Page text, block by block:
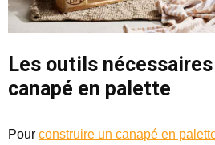
Les outils
canapé en palette
Pour construire un canapé en